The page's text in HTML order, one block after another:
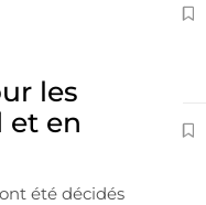
les
et en
été décidés